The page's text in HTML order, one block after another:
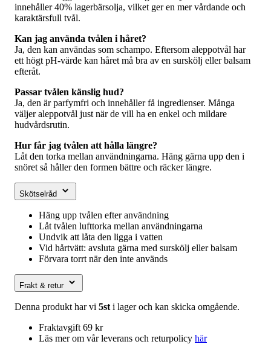
innehåller 40% lagerbärsolja, vilket ger en mer vårdande och
karaktärsfull tvål.
Kan jag använda tvålen i håret?
Ja, den kan användas som schampo. Eftersom aleppotvål har
ett högt pH-värde kan håret må bra av en surskölj eller balsam
efteråt.
Passar tvålen känslig hud?
Ja, den är parfymfri och innehåller få ingredienser. Många
väljer aleppotvål just när de vill ha en enkel och mildare
hudvårdsrutin.
Hur får jag tvålen att hålla längre?
Låt den torka mellan användningarna. Häng gärna upp den i
snöret så håller den formen bättre och räcker längre.
Skötselråd
Häng upp tvålen efter användning
Låt tvålen lufttorka mellan användningarna
Undvik att låta den ligga i vatten
Vid hårtvätt: avsluta gärna med surskölj eller balsam
Förvara torrt när den inte används
Frakt & retur
Denna produkt har vi 5st i lager och kan skicka omgående.
Fraktavgift 69 kr
Läs mer om vår leverans och returpolicy här